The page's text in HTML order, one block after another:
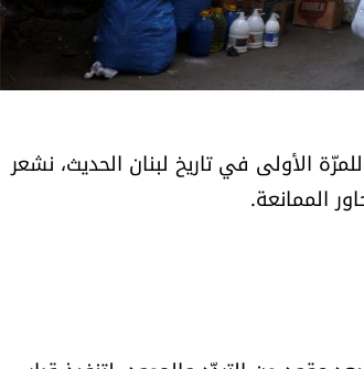
الأولى في تاريخ لبنان الحديث، نشعر
الممانعة.